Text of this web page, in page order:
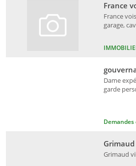
France
garage,
France
Dame
garde
Grimaud
Grimaud